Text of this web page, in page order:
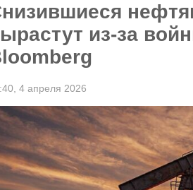
из-за
4 апреля 2026